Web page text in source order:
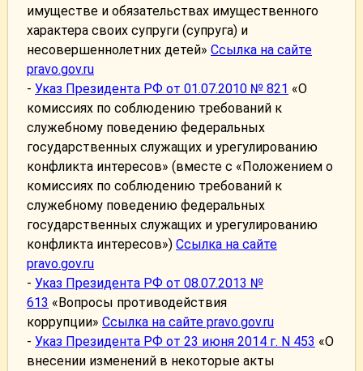
имуществе и обязательствах имущественного
характера своих супруги (супруга) и
несовершеннолетних детей» Ссылка на сайте
pravo.gov.ru
- Указ Президента РФ от 01.07.2010 № 821 «О
комиссиях по соблюдению требований к
служебному поведению федеральных
государственных служащих и урегулированию
конфликта интересов» (вместе с «Положением о
комиссиях по соблюдению требований к
служебному поведению федеральных
государственных служащих и урегулированию
конфликта интересов») Ссылка на сайте
pravo.gov.ru
- Указ Президента РФ от 08.07.2013 №
613 «Вопросы противодействия
коррупции» Ссылка на сайте pravo.gov.ru
- Указ Президента РФ от 23 июня 2014 г. N 453 «О
внесении изменений в некоторые акты